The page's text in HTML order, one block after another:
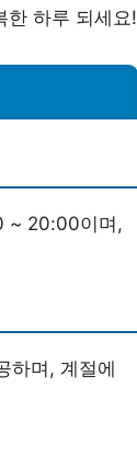
한 하루 되세요!
~ 20:00이며,
하며, 계절에